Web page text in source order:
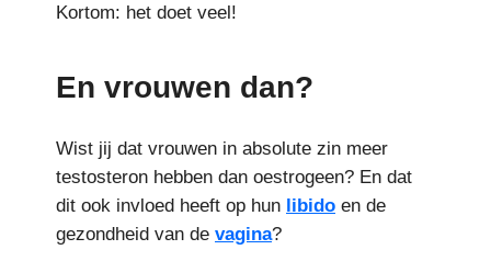
Kortom: het doet veel!
En vrouwen dan?
Wist jij dat vrouwen in absolute zin meer
testosteron hebben dan oestrogeen? En dat
dit ook invloed heeft op hun libido en de
gezondheid van de vagina?